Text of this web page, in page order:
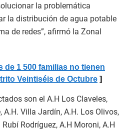
la problemática
la distribución de agua potable
de redes”, afirmó la Zonal
de 1 500 familias no tienen
Veintiséis de Octubre
son el A.H Los Claveles,
A.H. Villa Jardín, A.H. Los Olivos,
Rodríguez, A.H Moroni, A.H